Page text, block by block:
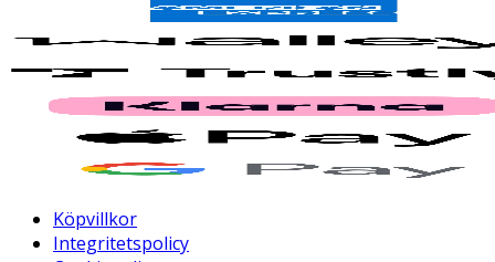
Köpvillkor
Integritetspolicy